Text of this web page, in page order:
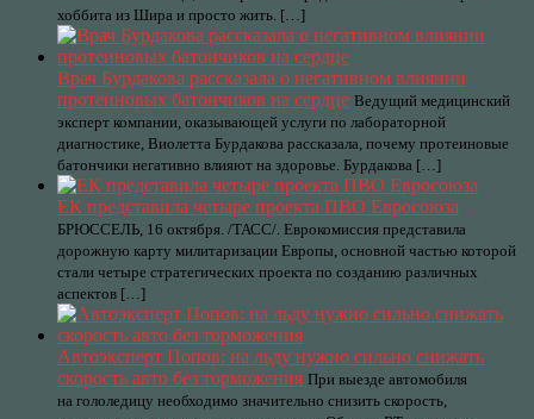
хоббита из Шира и просто жить. […]
Врач Бурдакова рассказала о негативном влиянии
протеиновых батончиков на сердце Ведущий медицинский
эксперт компании, оказывающей услуги по лабораторной
диагностике, Виолетта Бурдакова рассказала, почему протеиновые
батончики негативно влияют на здоровье. Бурдакова […]
ЕК представила четыре проекта ПВО Евросоюза
БРЮССЕЛЬ, 16 октября. /ТАСС/. Еврокомиссия представила
дорожную карту милитаризации Европы, основной частью которой
стали четыре стратегических проекта по созданию различных
аспектов […]
Автоэксперт Попов: на льду нужно сильно снижать
скорость авто без торможения При выезде автомобиля
на гололедицу необходимо значительно снизить скорость,